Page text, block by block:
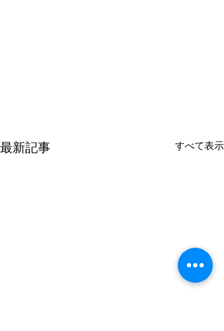
最新記事 すべて表示